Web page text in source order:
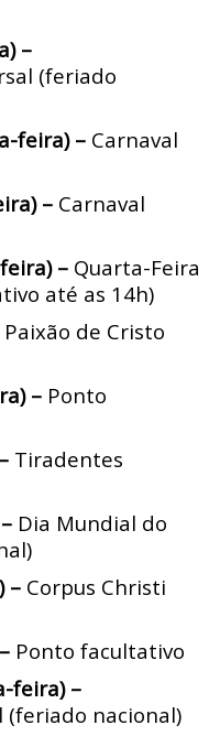
–
(feriado
feira) – Carnaval
– Carnaval
– Quarta-Feira
até as 14h)
Paixão de Cristo
– Ponto
Tiradentes
Dia Mundial do
– Corpus Christi
Ponto facultativo
feira) –
(feriado nacional)